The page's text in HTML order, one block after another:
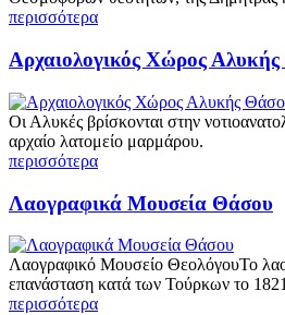
περισσότερα
Αρχαιολογικός Χώρος
Οι Αλυκές βρίσκονται στην
αρχαίο λατομείο μαρμάρου.
περισσότερα
Λαογραφικά Μουσεία Θάσου
Λαογραφικό Μουσείο ΘεολόγουΤο
επανάσταση κατά των Τούρκων το
περισσότερα